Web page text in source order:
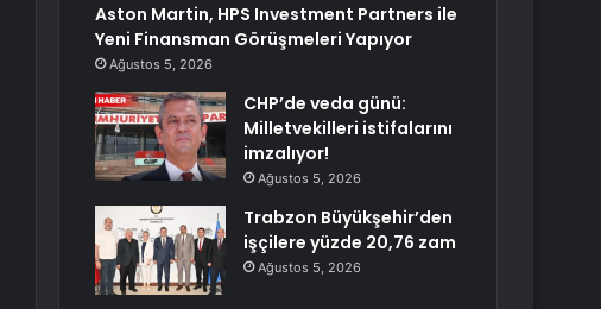
Aston Martin, HPS Investment Partners ile
Yeni Finansman Görüşmeleri Yapıyor
Ağustos 5, 2026
CHP’de veda günü:
Milletvekilleri istifalarını
imzalıyor!
Ağustos 5, 2026
Trabzon Büyükşehir’den
işçilere yüzde 20,76 zam
Ağustos 5, 2026